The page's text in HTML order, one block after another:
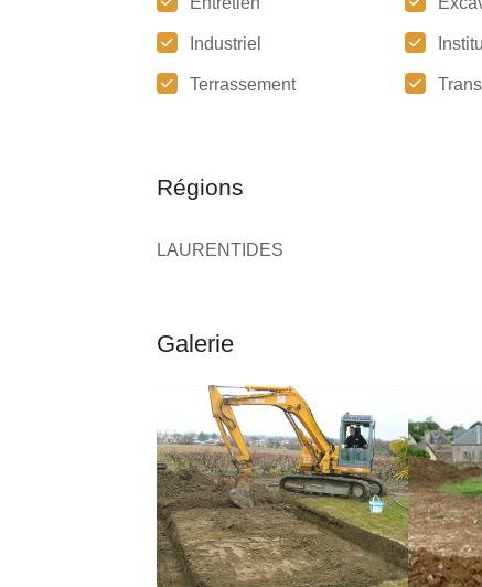
Industriel
Terrassement
Régions
LAURENTIDES